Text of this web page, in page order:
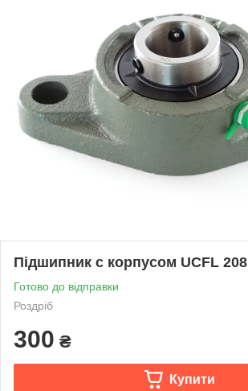
Підшипник c корпусом UCFL 208
Готово до відправки
Роздріб
300 ₴
Купити